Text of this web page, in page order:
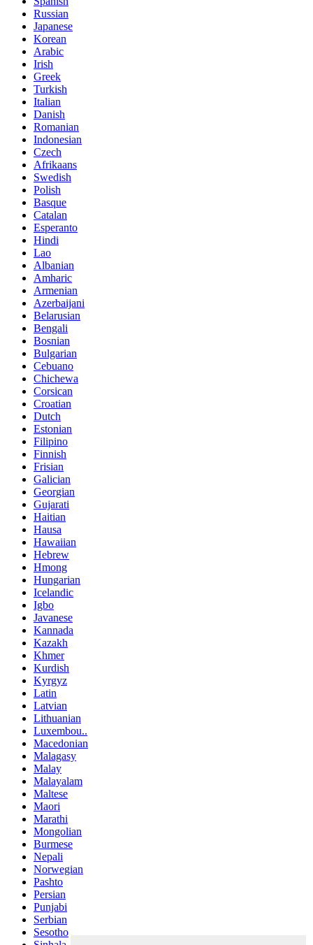
Russian
Japanese
Korean
Arabic
Irish
Greek
Turkish
Italian
Danish
Romanian
Indonesian
Czech
Afrikaans
Swedish
Polish
Basque
Catalan
Esperanto
Hindi
Lao
Albanian
Amharic
Armenian
Azerbaijani
Belarusian
Bengali
Bosnian
Bulgarian
Cebuano
Chichewa
Corsican
Croatian
Dutch
Estonian
Filipino
Finnish
Frisian
Galician
Georgian
Gujarati
Haitian
Hausa
Hawaiian
Hebrew
Hmong
Hungarian
Icelandic
Igbo
Javanese
Kannada
Kazakh
Khmer
Kurdish
Kyrgyz
Latin
Latvian
Lithuanian
Luxembou..
Macedonian
Malagasy
Malay
Malayalam
Maltese
Maori
Marathi
Mongolian
Burmese
Nepali
Norwegian
Pashto
Persian
Punjabi
Serbian
Sesotho